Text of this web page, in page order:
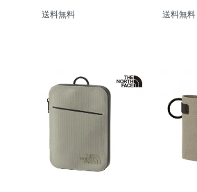
送料無料 送料無料